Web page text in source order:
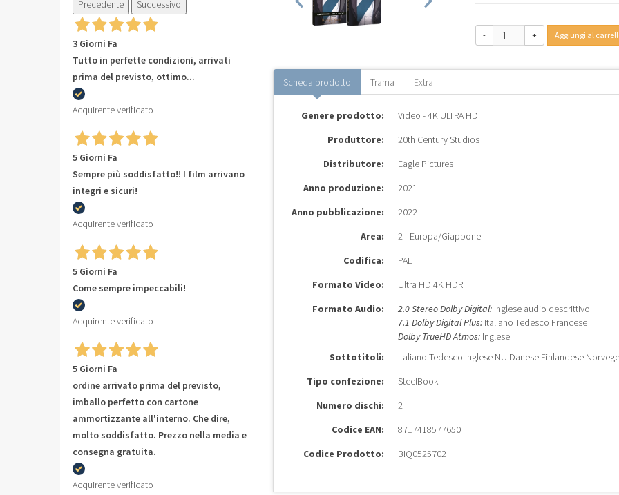
- + Aggiungi al
Scheda prodotto Trama Extra
Genere prodotto:
Video - 4K ULTRA HD
Produttore:
20th Century Studios
Distributore:
Eagle Pictures
Anno produzione:
2021
Anno pubblicazione:
2022
Area:
2 - Europa/Giappone
Codifica:
PAL
Formato Video:
Ultra HD 4K HDR
Formato Audio:
2.0 Stereo Dolby Digital:Inglese audio descrittivo
7.1 Dolby Digital Plus:Italiano Tedesco Francese
Dolby TrueHD Atmos:Inglese
Sottotitoli:
Italiano Tedesco Inglese NU Danese Finlandese
Tipo confezione:
SteelBook
Numero dischi:
2
Codice EAN:
8717418577650
Codice Prodotto:
BIQ0525702
Precedente
Successivo
3 Giorni Fa
Tutto in perfette condizioni, arrivati
prima del previsto, ottimo...
Acquirente verificato
5 Giorni Fa
Sempre più soddisfatto!! I film arrivano
integri e sicuri!
Acquirente verificato
5 Giorni Fa
Come sempre impeccabili!
Acquirente verificato
5 Giorni Fa
ordine arrivato prima del previsto,
imballo perfetto con cartone
ammortizzante all'interno. Che dire,
molto soddisfatto. Prezzo nella media e
consegna gratuita.
Acquirente verificato